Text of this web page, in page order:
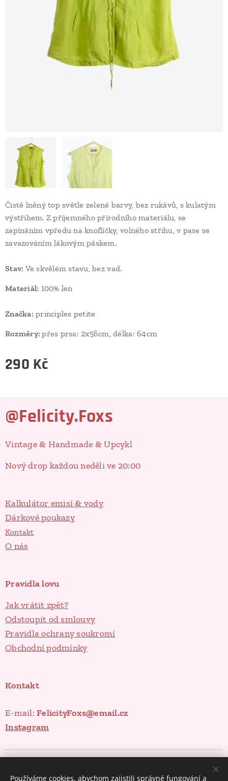
Čistě lněný top světle zelené barvy, bez rukávů, s kulatým
výstřihem. Z příjemného přírodního materiálu, se
zapínáním vpředu na knoflíčky, volného střihu, v pase se
zavazováním lákovým páskem.
Stav: Ve skvělém stavu, bez vad.
Materiál: 100% len
Značka: principles petite
Rozměry:přes prsa: 2x56cm, délka: 64cm
290 Kč
@Felicity.Foxs
Vintage & Handmade & Upcykl
Nový drop každou neděli ve 20:00
Kalkulátor emisí & vody
Dárkové poukazy
Kontakt
O nás
Pravidla lovu
Jak vrátit zpět?
Odstoupit od smlouvy
Pravidla ochrany soukromí
Obchodní podmínky
Kontakt
E-mail:FelicityFoxs@email.cz
Instagram
Používáme cookies, abychom zajistili správné fungování a